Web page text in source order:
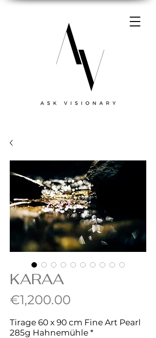
KARAA
€1,200.00
Tirage 60 x 90 cm Fine Art Pearl
285g Hahnemühle *